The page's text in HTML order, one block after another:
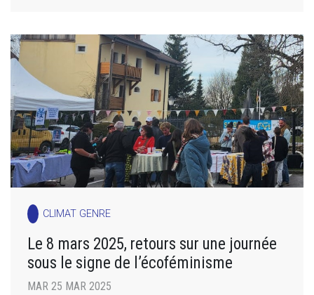
CLIMAT GENRE
Le 8 mars 2025, retours sur une journée
sous le signe de l’écoféminisme
MAR 25 MAR 2025